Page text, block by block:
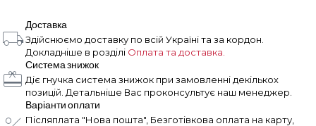
Доставка
Здійснюємо доставку по всій Україні та за кордон.
Докладніше в розділі Оплата та доставка.
Система знижок
Діє гнучка система знижок при замовленні декількох
позицій. Детальніше Вас проконсультує наш менеджер.
Варіанти оплати
Післяплата "Нова пошта", Безготівкова оплата на карту,